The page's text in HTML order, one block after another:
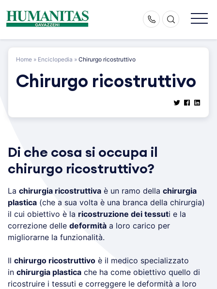
content
Home » Enciclopedia » Chirurgo ricostruttivo
Chirurgo ricostruttivo
Di che cosa si occupa il
chirurgo ricostruttivo?
La chirurgia ricostruttiva è un ramo della chirurgia
plastica (che a sua volta è una branca della chirurgia)
il cui obiettivo è la ricostruzione dei tessuti e la
correzione delle deformità a loro carico per
migliorarne la funzionalità.
Il chirurgo ricostruttivo è il medico specializzato
in chirurgia plastica che ha come obiettivo quello di
ricostruire i tessuti e correggere le deformità a loro